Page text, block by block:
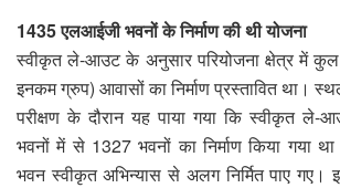
1435 एलआईजी भवनों के निर्माण की थी योजना
स्वीकृत ले-आउट के अनुसार परियोजना क्षेत्र में
इनकम ग्रुप) आवासों का निर्माण प्रस्तावित था।
परीक्षण के दौरान यह पाया गया कि स्वीकृत
भवनों में से 1327 भवनों का निर्माण किया गया
भवन स्वीकृत अभिन्यास से अलग निर्मित पाए